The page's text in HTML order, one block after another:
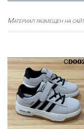
Материал размещен на